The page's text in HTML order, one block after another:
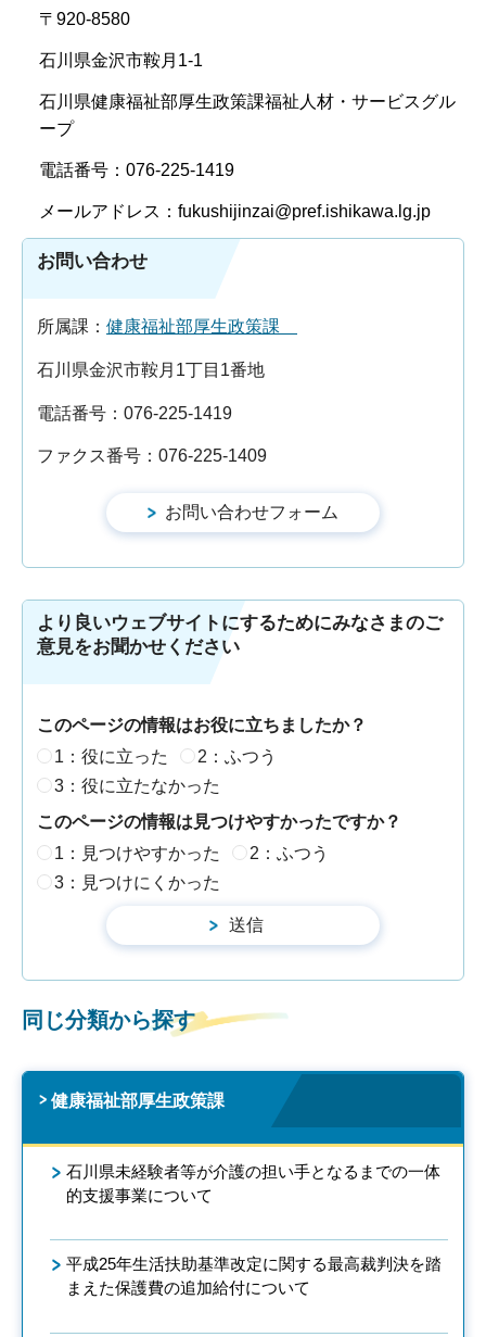
〒920-8580
石川県金沢市鞍月1-1
石川県健康福祉部厚生政策課福祉人材・サービスグル
ープ
電話番号：076-225-1419
メールアドレス：fukushijinzai@pref.ishikawa.lg.jp
お問い合わせ
所属課： 健康福祉部厚生政策課
石川県金沢市鞍月1丁目1番地
電話番号：076-225-1419
ファクス番号：076-225-1409
より良いウェブサイトにするためにみなさまのご
意見をお聞かせください
このページの情報はお役に立ちましたか？
1：役に立った
2：ふつう
3：役に立たなかった
このページの情報は見つけやすかったですか？
1：見つけやすかった
2：ふつう
3：見つけにくかった
同じ分類から探す
健康福祉部厚生政策課
石川県未経験者等が介護の担い手となるまでの一体
的支援事業について
平成25年生活扶助基準改定に関する最高裁判決を踏
まえた保護費の追加給付について